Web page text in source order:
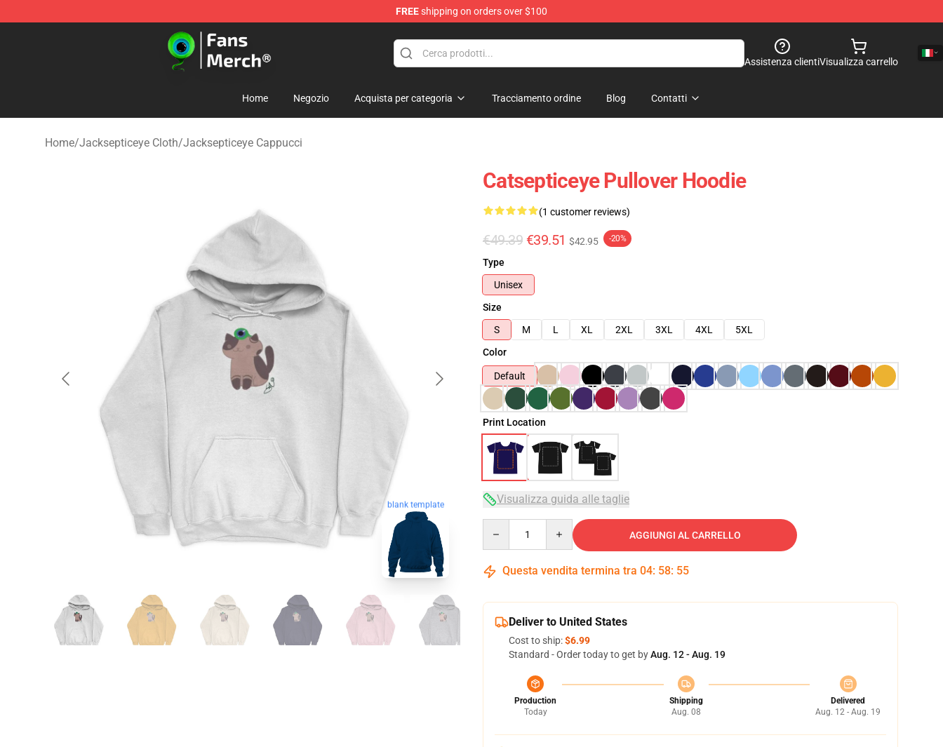
FREEshipping on orders over $100
Jacksepticeye Store - Official Jacksepticeye Merchandise Shop
Assistenza clientiVisualizza carrello
Home Negozio Acquista per categoria Tracciamento ordine Blog Contatti
Home/Jacksepticeye Cloth/Jacksepticeye Cappucci
blank template
Catsepticeye Pullover Hoodie
(1 customer reviews)
€49.39 €39.51 $42.95 -20%
Type
Unisex
Size
S
M L XL 2XL 3XL 4XL
5XL
Color
Default
Print Location
Visualizza guida alle taglie
AGGIUNGI AL CARRELLO
Questa vendita termina tra 04: 58: 54
Deliver to United States
Cost to ship:$6.99
Standard - Order today to get byAug. 12 - Aug. 19
Production
Today
Shipping
Aug. 08
Delivered
Aug. 12 - Aug. 19